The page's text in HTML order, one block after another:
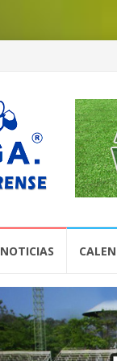
NOTICIAS